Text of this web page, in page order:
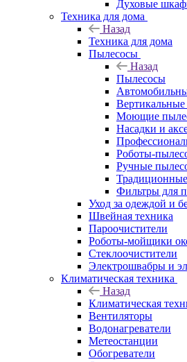
Духовые
Техника для дома
Назад
Техника для дома
Пылесосы
Назад
Пылесосы
Моющие
Насадки и
Роботы-
Ручные
Фильтры для
Уход за одеждой и
Швейная техника
Пароочистители
Роботы-мойщики
Стеклоочистители
Электрошвабры и
Климатическая техника
Назад
Климатическая
Вентиляторы
Водонагреватели
Метеостанции
Обогреватели